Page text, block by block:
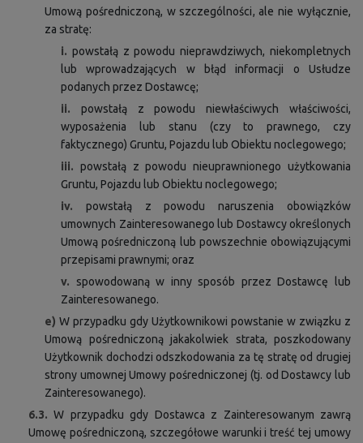
Umową pośredniczoną, w szczególności, ale nie wyłącznie,
za stratę:
i. powstałą z powodu nieprawdziwych, niekompletnych
lub wprowadzających w błąd informacji o Usłudze
podanych przez Dostawcę;
ii. powstałą z powodu niewłaściwych właściwości,
wyposażenia lub stanu (czy to prawnego, czy
faktycznego) Gruntu, Pojazdu lub Obiektu noclegowego;
iii. powstałą z powodu nieuprawnionego użytkowania
Gruntu, Pojazdu lub Obiektu noclegowego;
iv. powstałą z powodu naruszenia obowiązków
umownych Zainteresowanego lub Dostawcy określonych
Umową pośredniczoną lub powszechnie obowiązującymi
przepisami prawnymi; oraz
v. spowodowaną w inny sposób przez Dostawcę lub
Zainteresowanego.
e) W przypadku gdy Użytkownikowi powstanie w związku z
Umową pośredniczoną jakakolwiek strata, poszkodowany
Użytkownik dochodzi odszkodowania za tę stratę od drugiej
strony umownej Umowy pośredniczonej (tj. od Dostawcy lub
Zainteresowanego).
6.3. W przypadku gdy Dostawca z Zainteresowanym zawrą
Umowę pośredniczoną, szczegółowe warunki i treść tej umowy